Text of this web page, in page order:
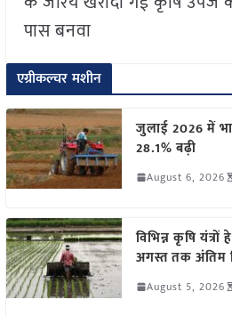
पास बनवा
एग्रीकल्चर मशीन
जुलाई 2026 में
28.1% बढ़ी
August 6, 2026
विभिन्न कृषि
अगस्त तक अंतिम
August 5, 2026